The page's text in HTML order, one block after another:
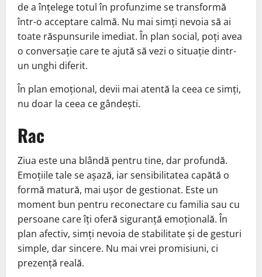
de a înțelege totul în profunzime se transformă
într-o acceptare calmă. Nu mai simți nevoia să ai
toate răspunsurile imediat. În plan social, poți avea
o conversație care te ajută să vezi o situație dintr-
un unghi diferit.
În plan emoțional, devii mai atentă la ceea ce simți,
nu doar la ceea ce gândești.
Rac
Ziua este una blândă pentru tine, dar profundă.
Emoțiile tale se așază, iar sensibilitatea capătă o
formă matură, mai ușor de gestionat. Este un
moment bun pentru reconectare cu familia sau cu
persoane care îți oferă siguranță emoțională. În
plan afectiv, simți nevoia de stabilitate și de gesturi
simple, dar sincere. Nu mai vrei promisiuni, ci
prezență reală.